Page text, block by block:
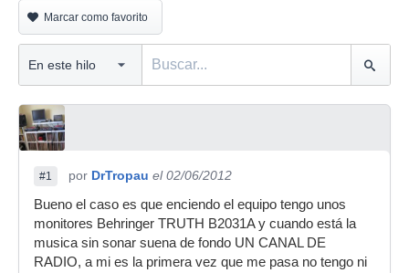
Marcar como favorito
#1 por DrTropau el 02/06/2012
Bueno el caso es que enciendo el equipo tengo unos
monitores Behringer TRUTH B2031A y cuando está la
musica sin sonar suena de fondo UN CANAL DE
RADIO, a mi es la primera vez que me pasa no tengo ni